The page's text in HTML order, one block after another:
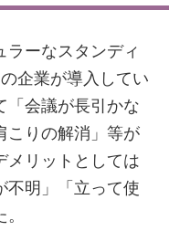
ラーなスタンディ
企業が導入してい
「会議が長引かな
こりの解消」等が
メリットとしては
不明」「立って使